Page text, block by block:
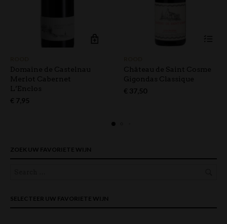
Domaine de Castelnau
Merlot Cabernet
L’Enclos
€ 7,95
Château de Saint Cosme
Gigondas Classique
€ 37,50
ZOEK UW FAVORIETE WIJN
SELECTEER UW FAVORIETE WIJN